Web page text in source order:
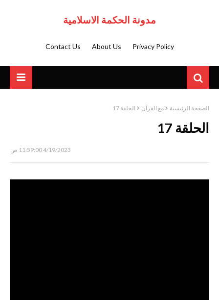
مدونة الحكمة الاسلامية
Privacy Policy
About Us
Contact Us
الصفحة الرئيسية مع القرآن الحلقة 17
الحلقة 17
4/19/2023 11:59:00 ص